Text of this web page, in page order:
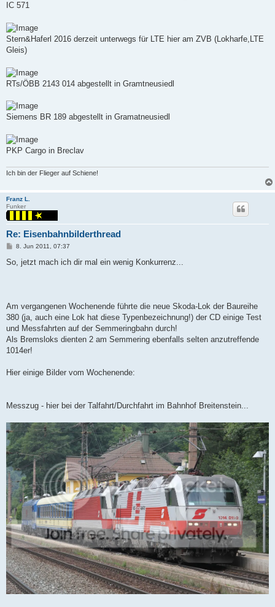
IC 571
Stern&Haferl 2016 derzeit unterwegs für LTE hier am ZVB (Lokharfe,LTE
Gleis)
RTs/ÖBB 2143 014 abgestellt in Gramtneusiedl
Siemens BR 189 abgestellt in Gramatneusiedl
PKP Cargo in Breclav
Ich bin der Flieger auf Schiene!
Franz L.
Funker
Re: Eisenbahnbilderthread
P
s
8. Jun 2011, 07:37
So, jetzt mach ich dir mal ein wenig Konkurrenz...
Am vergangenen Wochenende führte die neue Skoda-Lok der Baureihe
380 (ja, auch eine Lok hat diese Typenbezeichnung!) der CD einige Test
und Messfahrten auf der Semmeringbahn durch!
Als Bremsloks dienten 2 am Semmering ebenfalls selten anzutreffende
1014er!
Hier einige Bilder vom Wochenende:
Messzug - hier bei der Talfahrt/Durchfahrt im Bahnhof Breitenstein...